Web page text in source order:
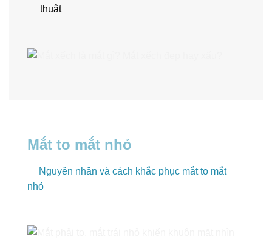
thuật
Mắt to mắt nhỏ
Nguyên nhân và cách khắc phục mắt to mắt
nhỏ